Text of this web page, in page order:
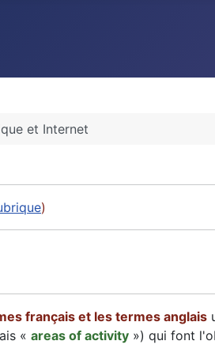
et Internet
)
français et les termes anglais
« areas of activity ») qui font